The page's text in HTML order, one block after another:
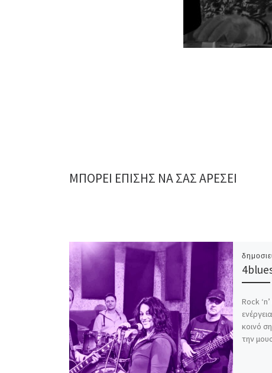
ΜΠΟΡΕΊ ΕΠΊΣΗΣ ΝΑ ΣΑΣ ΑΡΈΣΕΙ
Rock
κοινό
την